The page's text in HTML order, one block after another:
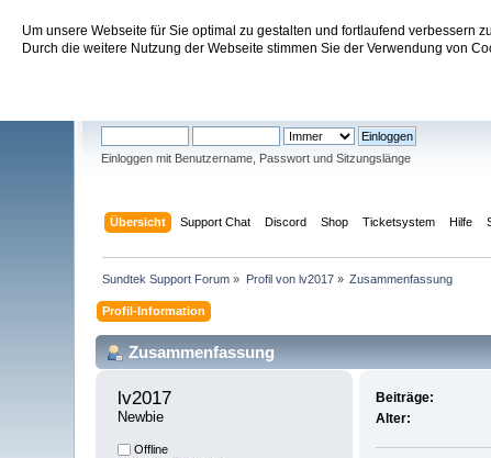
Um unsere Webseite für Sie optimal zu gestalten und fortlaufend verbessern
Durch die weitere Nutzung der Webseite stimmen Sie der Verwendung von
Sundtek Support Forum
Einloggen mit Benutzername, Passwort und Sitzungslänge
Übersicht Support Chat Discord Shop Ticketsystem Hilfe
Sundtek Support Forum » Profil von lv2017» Zusammenfassung
Profil-Information
Zusammenfassung
lv2017
Newbie
Offline
Beiträge:
Alter: